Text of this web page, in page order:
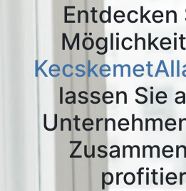
Entdecken
lassen Sie